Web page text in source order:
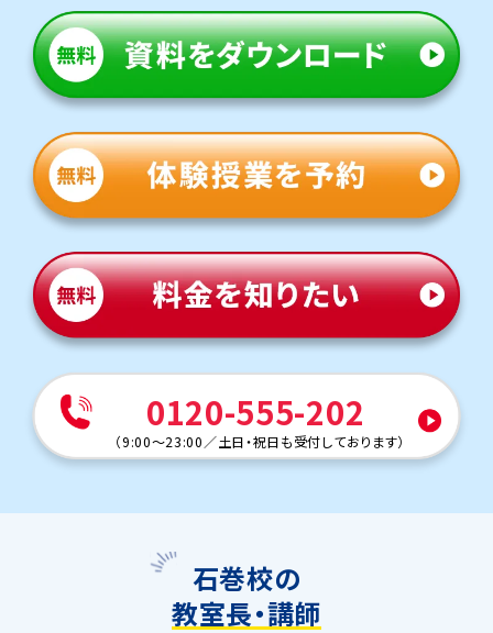
0120-555-202
（9:00～23:00／土日・祝日も受付しております）
石巻校の
教室長・講師